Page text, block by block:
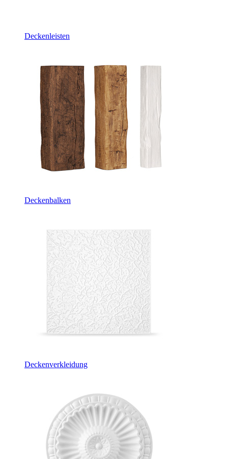
Deckenleisten
Deckenbalken
Deckenverkleidung